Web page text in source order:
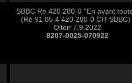
SBBC Re 420.280-0 ''En avant
(Re 91 85 4 420 280-0 CH-SBBC)
Olten 7.9.2022
8207-0025-070922